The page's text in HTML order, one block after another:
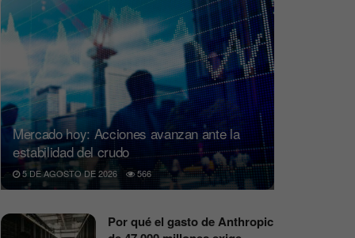
Mercado hoy: Acciones avanzan ante la
estabilidad del crudo
5 DE AGOSTO DE 2026 566
Por qué el gasto de Anthropic